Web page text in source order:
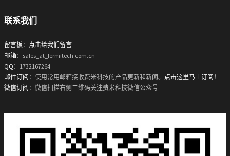
联系我们
留言板 ： 点击给我们留言
邮箱：sales_at_fermitech.com.cn
QQ ：1732167264
邮件订阅 ：使用常用邮箱接收费米科技的产品更新和新闻。 点击这里马上订阅！
微信订阅 ：微信扫描右侧二维码关注费米科技微信公众号